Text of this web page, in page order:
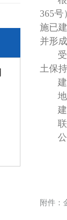
365号
施已
并形
土保
附件：